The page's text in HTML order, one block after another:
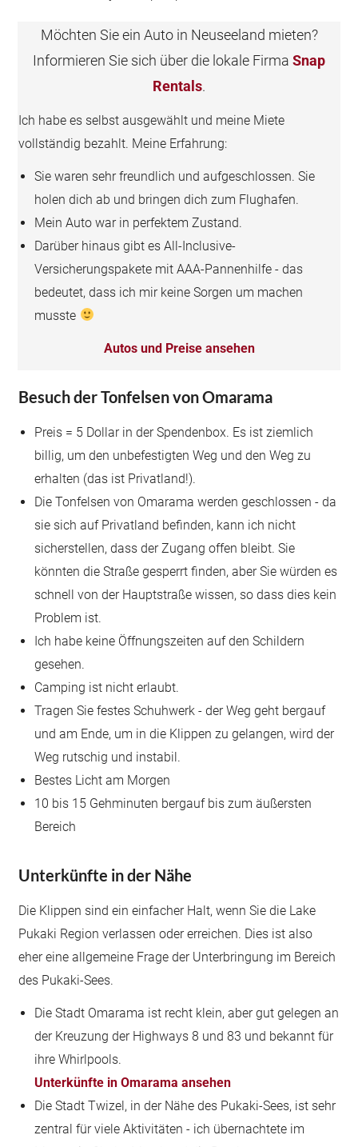
Möchten Sie ein Auto in Neuseeland mieten?
Informieren Sie sich über die lokale Firma Snap
Rentals.
Ich habe es selbst ausgewählt und meine Miete
vollständig bezahlt. Meine Erfahrung:
Sie waren sehr freundlich und aufgeschlossen. Sie
holen dich ab und bringen dich zum Flughafen.
Mein Auto war in perfektem Zustand.
Darüber hinaus gibt es All-Inclusive-
Versicherungspakete mit AAA-Pannenhilfe - das
bedeutet, dass ich mir keine Sorgen um machen
musste
Autos und Preise ansehen
Besuch der Tonfelsen von Omarama
Preis = 5 Dollar in der Spendenbox. Es ist ziemlich
billig, um den unbefestigten Weg und den Weg zu
erhalten (das ist Privatland!).
Die Tonfelsen von Omarama werden geschlossen - da
sie sich auf Privatland befinden, kann ich nicht
sicherstellen, dass der Zugang offen bleibt. Sie
könnten die Straße gesperrt finden, aber Sie würden es
schnell von der Hauptstraße wissen, so dass dies kein
Problem ist.
Ich habe keine Öffnungszeiten auf den Schildern
gesehen.
Camping ist nicht erlaubt.
Tragen Sie festes Schuhwerk - der Weg geht bergauf
und am Ende, um in die Klippen zu gelangen, wird der
Weg rutschig und instabil.
Bestes Licht am Morgen
10 bis 15 Gehminuten bergauf bis zum äußersten
Bereich
Unterkünfte in der Nähe
Die Klippen sind ein einfacher Halt, wenn Sie die Lake
Pukaki Region verlassen oder erreichen. Dies ist also
eher eine allgemeine Frage der Unterbringung im Bereich
des Pukaki-Sees.
Die Stadt Omarama ist recht klein, aber gut gelegen an
der Kreuzung der Highways 8 und 83 und bekannt für
ihre Whirlpools.
Unterkünfte in Omarama ansehen
Die Stadt Twizel, in der Nähe des Pukaki-Sees, ist sehr
zentral für viele Aktivitäten - ich übernachtete im